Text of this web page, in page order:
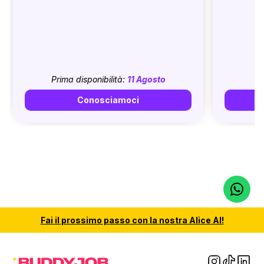
Prima disponibilità: 11 Agosto
Conosciamoci
Fai il prossimo passo con la nostra Alice AI!